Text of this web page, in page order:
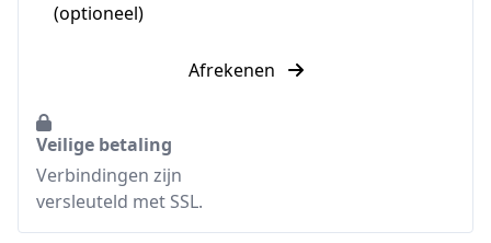
(optioneel)
Afrekenen
Veilige betaling
Verbindingen zijn
versleuteld met SSL.